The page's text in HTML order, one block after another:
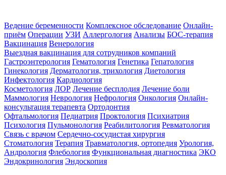
Ведение беременности Комплексное обследование Онлайн-
приём Операции УЗИ Аллергология Анализы БОС-терапия
Вакцинация Венерология
Выездная вакцинация для сотрудников компаний
Гастроэнтерология Гематология Генетика Гепатология
Гинекология Дерматология, трихология Диетология
Инфектология Кардиология
Косметология ЛОР Лечение бесплодия Лечение боли
Маммология Неврология Нефрология Онкология Онлайн-
консультация терапевта Ортодонтия
Офтальмология Педиатрия Проктология Психиатрия
Психология Пульмонология Реабилитология Ревматология
Связь с врачом Сердечно-сосудистая хирургия
Стоматология Терапия Травматология, ортопедия Урология,
Андрология Флебология Функциональная диагностика ЭКО
Эндокринология Эндоскопия